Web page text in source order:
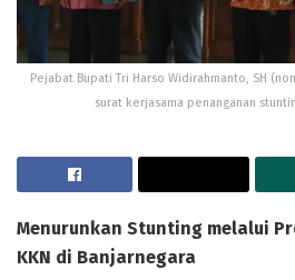
Pejabat Bupati Tri Harso Widirahmanto, SH
surat kerjasama penanganan
Menurunkan Stunting melalui
KKN d i Banjarnegara